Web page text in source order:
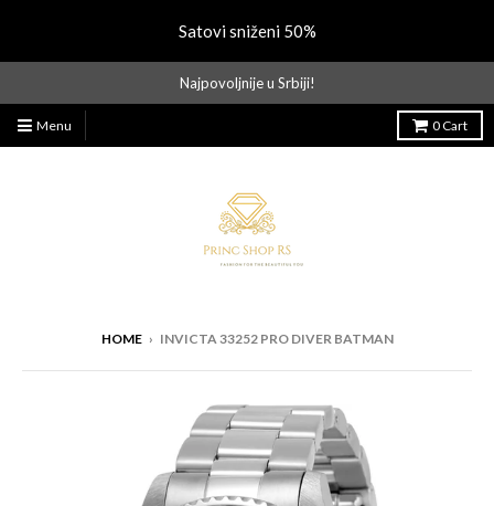
Satovi sniženi 50%
Najpovoljnije u Srbiji!
Menu 0Cart
HOME › INVICTA 33252 PRO DIVER BATMAN